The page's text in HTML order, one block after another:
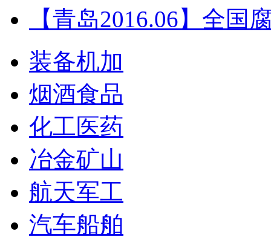
【青岛2016.06】全国
装备机加
烟酒食品
化工医药
冶金矿山
航天军工
汽车船舶